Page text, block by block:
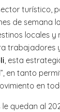
turístico,
de semana
locales
trabajadores
, esta
en tanto
en
quedan al